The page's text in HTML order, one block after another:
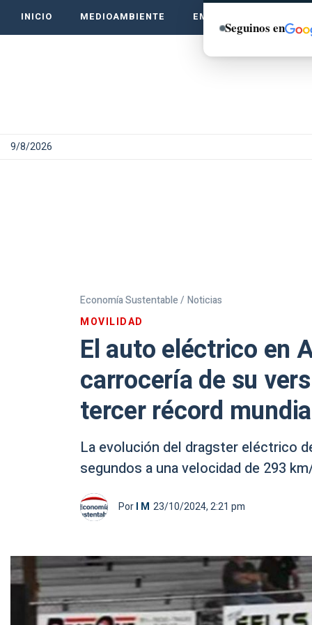
INICIO MEDIOAMBIENTE EMPRENDE VERDE
9/8/2026
Economía Sustentable / Noticias
MOVILIDAD
El auto eléctrico en
carrocería de su
tercer récord
La evolución del dragster eléctrico
segundos a una velocidad de 293
PorI M 23/10/2024, 2:21 pm
Seguinos en